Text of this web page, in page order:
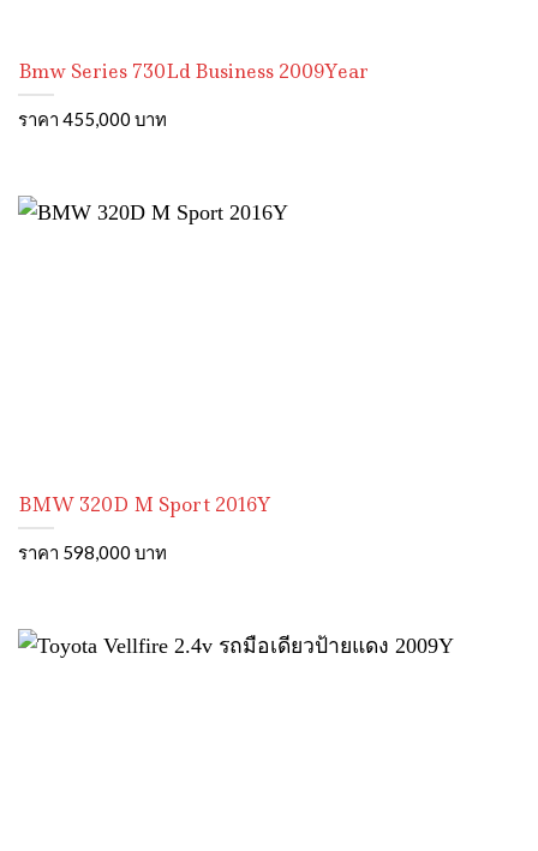
Bmw Series 730Ld Business 2009Year
ราคา 455,000 บาท
BMW 320D M Sport 2016Y
ราคา 598,000 บาท